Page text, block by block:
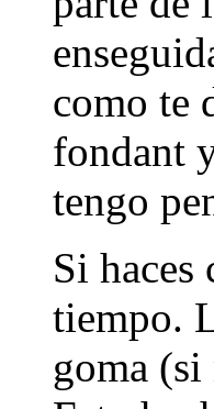
como te
fondant
tengo
Si haces
tiempo.
goma